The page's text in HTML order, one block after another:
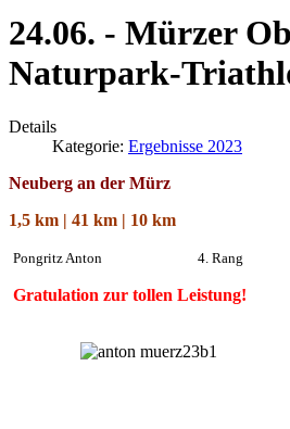
24.06. - Mürzer
Naturpark-
Details
Kategorie: Ergebnisse 2023
Neuberg an der Mürz
1,5 km | 41 km | 10 km
Pongritz Anton 4. Rang
Gratulation zur tollen Leistung!